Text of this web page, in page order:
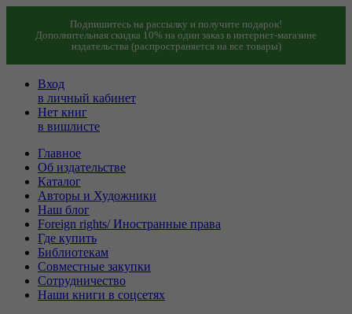
Подпишитесь на рассылку и получите подарок!
Дополнительная скидка 10% на один заказ в интернет-магазине
издательства (распространяется на все товары)
Вход
в личный кабинет
Нет книг
в вишлисте
Главное
Об издательстве
Каталог
Авторы и Художники
Наш блог
Foreign rights/ Иностранные права
Где купить
Библиотекам
Совместные закупки
Сотрудничество
Наши книги в соцсетях